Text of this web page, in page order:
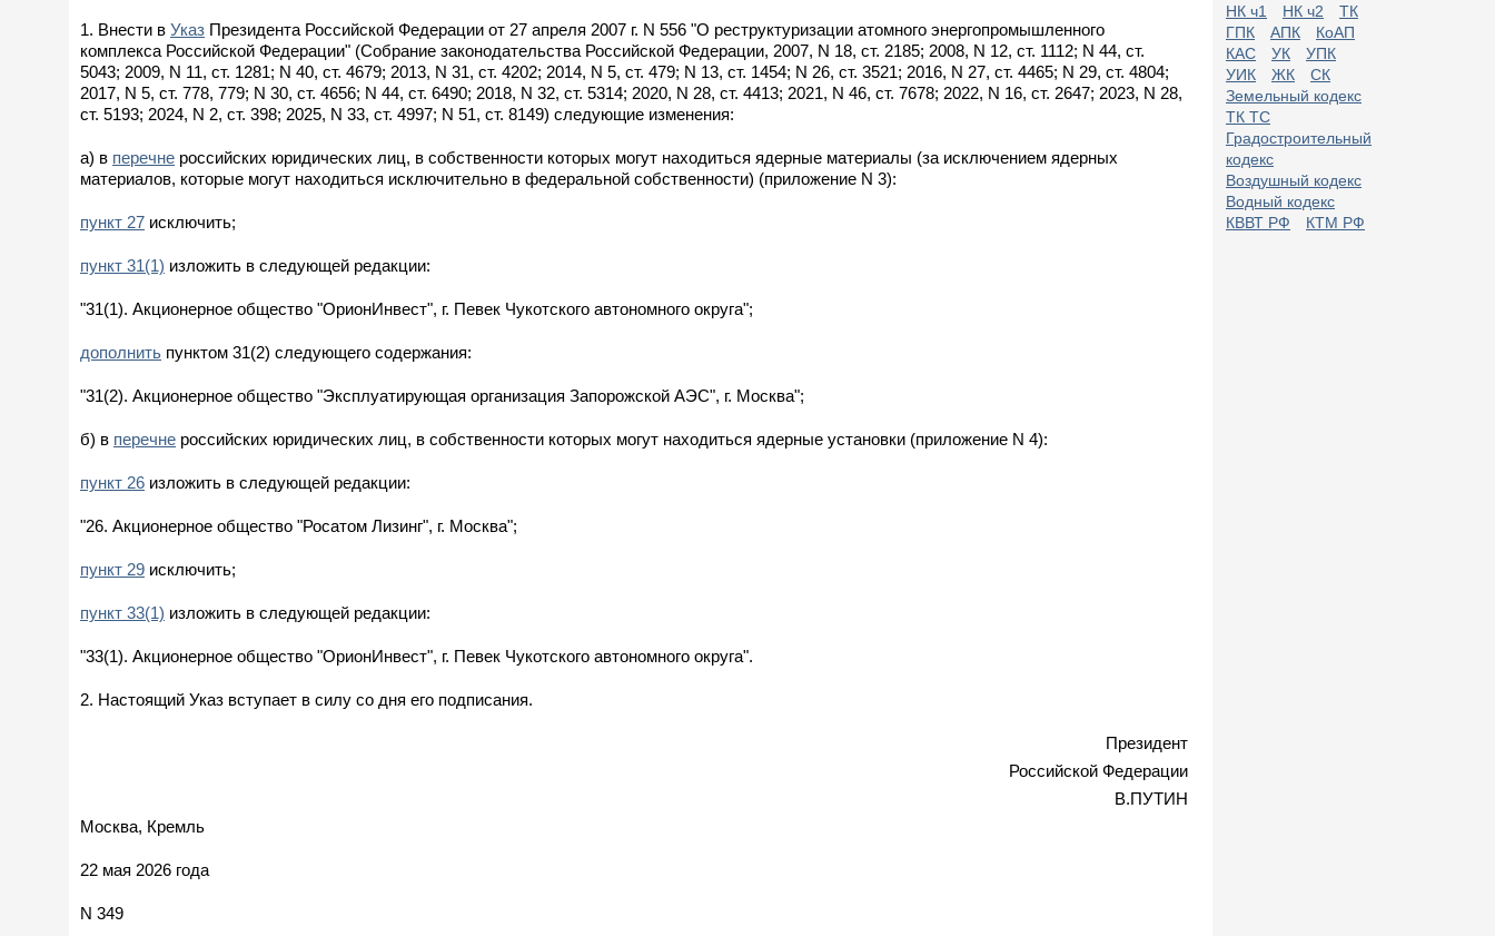
1. Внести в Указ Президента Российской Федерации от 27 апреля 2007 г. N 556 "О реструктуризации атомного энергопромышленного
комплекса Российской Федерации" (Собрание законодательства Российской Федерации, 2007, N 18, ст. 2185; 2008, N 12, ст. 1112; N 44, ст.
5043; 2009, N 11, ст. 1281; N 40, ст. 4679; 2013, N 31, ст. 4202; 2014, N 5, ст. 479; N 13, ст. 1454; N 26, ст. 3521; 2016, N 27, ст. 4465; N 29, ст. 4804;
2017, N 5, ст. 778, 779; N 30, ст. 4656; N 44, ст. 6490; 2018, N 32, ст. 5314; 2020, N 28, ст. 4413; 2021, N 46, ст. 7678; 2022, N 16, ст. 2647; 2023, N 28,
ст. 5193; 2024, N 2, ст. 398; 2025, N 33, ст. 4997; N 51, ст. 8149) следующие изменения:
а) в перечне российских юридических лиц, в собственности которых могут находиться ядерные материалы (за исключением ядерных
материалов, которые могут находиться исключительно в федеральной собственности) (приложение N 3):
пункт 27 исключить;
пункт 31(1) изложить в следующей редакции:
"31(1). Акционерное общество "ОрионИнвест", г. Певек Чукотского автономного округа";
дополнить пунктом 31(2) следующего содержания:
"31(2). Акционерное общество "Эксплуатирующая организация Запорожской АЭС", г. Москва";
б) в перечне российских юридических лиц, в собственности которых могут находиться ядерные установки (приложение N 4):
пункт 26 изложить в следующей редакции:
"26. Акционерное общество "Росатом Лизинг", г. Москва";
пункт 29 исключить;
пункт 33(1) изложить в следующей редакции:
"33(1). Акционерное общество "ОрионИнвест", г. Певек Чукотского автономного округа".
2. Настоящий Указ вступает в силу со дня его подписания.
Президент
Российской Федерации
В.ПУТИН
Москва, Кремль
22 мая 2026 года
N 349
НК ч1
НК ч2
ТК
ГПК
АПК
КоАП
КАС
УК
УПК
УИК
ЖК
СК
Земельный кодекс
ТК ТС
Градостроительный
кодекс
Воздушный кодекс
Водный кодекс
КВВТ РФ
КТМ РФ